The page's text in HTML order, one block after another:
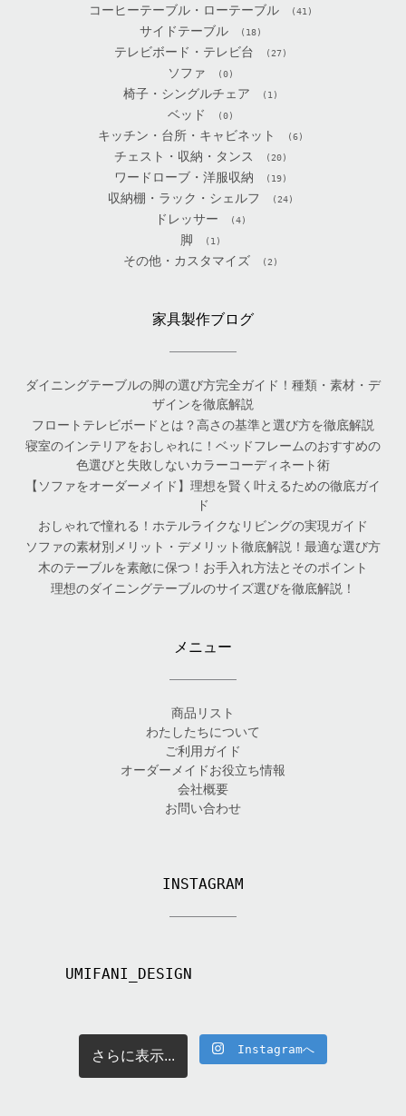
コーヒーテーブル・ローテーブル (41)
サイドテーブル (18)
テレビボード・テレビ台 (27)
ソファ (0)
椅子・シングルチェア (1)
ベッド (0)
キッチン・台所・キャビネット (6)
チェスト・収納・タンス (20)
ワードローブ・洋服収納 (19)
収納棚・ラック・シェルフ (24)
ドレッサー (4)
脚 (1)
その他・カスタマイズ (2)
家具製作ブログ
ダイニングテーブルの脚の選び方完全ガイド！種類・素材・デ
ザインを徹底解説
フロートテレビボードとは？高さの基準と選び方を徹底解説
寝室のインテリアをおしゃれに！ベッドフレームのおすすめの
色選びと失敗しないカラーコーディネート術
【ソファをオーダーメイド】理想を賢く叶えるための徹底ガイ
ド
おしゃれで憧れる！ホテルライクなリビングの実現ガイド
ソファの素材別メリット・デメリット徹底解説！最適な選び方
木のテーブルを素敵に保つ！お手入れ方法とそのポイント
理想のダイニングテーブルのサイズ選びを徹底解説！
メニュー
商品リスト
わたしたちについて
ご利用ガイド
オーダーメイドお役立ち情報
会社概要
お問い合わせ
INSTAGRAM
UMIFANI_DESIGN
さらに表示... Instagramへ